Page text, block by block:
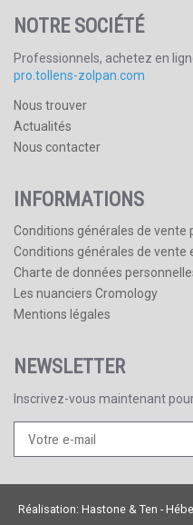
NOTRE SOCIÉTÉ
Professionnels, achetez en
pro.tollens-zolpan.com
Nous trouver
Actualités
Nous contacter
INFORMATIONS
Conditions générales de vente
Conditions générales de vente
Charte de données
Les nuanciers Cromology
Mentions légales
NEWSLETTER
Inscrivez-vous maintenant
Réalisation: Hastone & Ten -